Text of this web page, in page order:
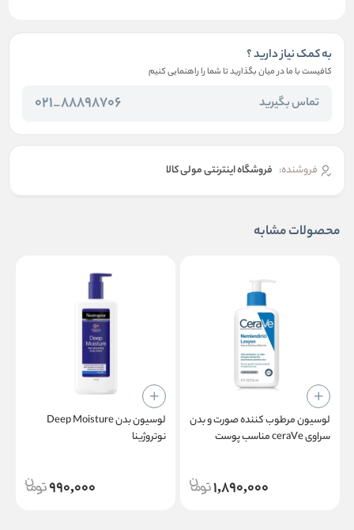
به کمک نیاز دارید ؟
کافیست با ما در میان بگذارید تا شما را راهنمایی کنیم
تماس بگیرید 88898706_021
فروشنده: فروشگاه اینترنتی مولی کالا
محصولات مشابه
لوسیون مرطوب کننده صورت و بدن
سراوی ceraVe مناسب پوست
1,890,000
لوسیون بدن Deep Moisture
نوتروژینا
990,000